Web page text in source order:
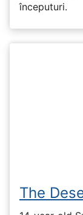
începuturi.
The